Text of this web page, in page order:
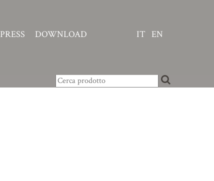
PRESS DOWNLOAD IT EN